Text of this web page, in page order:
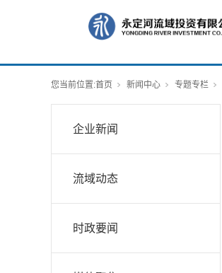
您当前位置:首页 新闻中心 专题专栏
企业新闻
流域动态
时政要闻